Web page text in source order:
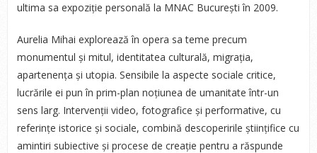
ultima sa expoziție personală la MNAC București în 2009.
Aurelia Mihai explorează în opera sa teme precum
monumentul și mitul, identitatea culturală, migrația,
apartenența și utopia. Sensibile la aspecte sociale critice,
lucrările ei pun în prim-plan noțiunea de umanitate într-un
sens larg. Intervenții video, fotografice și performative, cu
referințe istorice și sociale, combină descoperirile științifice cu
amintiri subiective și procese de creație pentru a răspunde